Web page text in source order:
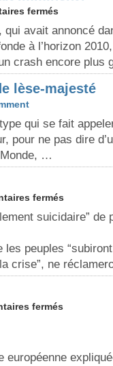
fermés
qui avait annoncé
à l’horizon
crash encore plus
lèse-majesté
qui se fait
pour ne pas dire
…
fermés
suicidaire” de
peuples
crise”, ne
fermés